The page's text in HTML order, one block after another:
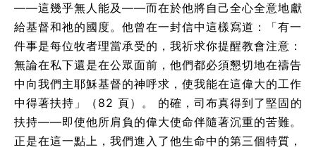
——這幾乎無人能及——而在於他將自己全心全意地獻
給基督和祂的國度。他曾在一封信中這樣寫道：「有一
件事是每位牧者理當承受的，我祈求你提醒教會注意：
無論在私下還是在公眾面前，他們都必須懇切地在禱告
中向我們主耶穌基督的神呼求，使我能在這偉大的工作
中得著扶持」（82 頁）。
的確，司布真得到了堅固的
扶持——即使他所肩負的偉大使命伴隨著沉重的苦難。
正是在這一點上，我們進入了他生命中的第三個特質，